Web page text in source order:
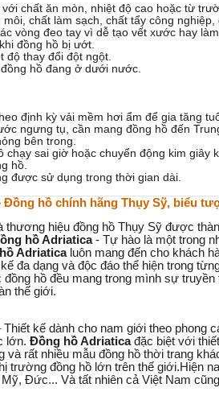
chất ăn mòn, nhiệt độ cao hoặc từ
chất làm sạch, chất tẩy công
vòng đeo tay vì dễ tạo vết xước hay
đồng hồ bị ướt.
thay đổi đột ngột.
hồ đang ở dưới nước.
định kỳ vải mềm hơi ẩm để gia tăng
ngưng tụ, cần mang đồng hồ đến
bên trong.
chạy sai giờ hoặc chuyển động kim
hồ.
được sử dụng trong thời gian dài.
hồ chính hãng Thụy Sỹ, biểu
thương hiệu đồng hồ Thụy Sỹ được
hồ Adriatica- Tự hào là một trong
Adriaticaluôn mang đến cho khách
đa dạng và độc đáo thể hiện trong
hồ đều mang trong mình sự
thế giới.
kế dành cho nam giới theo phong
lớn. Đồng hồ Adriaticađặc biệt với
và rất nhiều mẫu đồng hồ thời trang
trường đồng hồ lớn trên thế giới.Hiện
Đức... Và tất nhiên cả Việt Nam